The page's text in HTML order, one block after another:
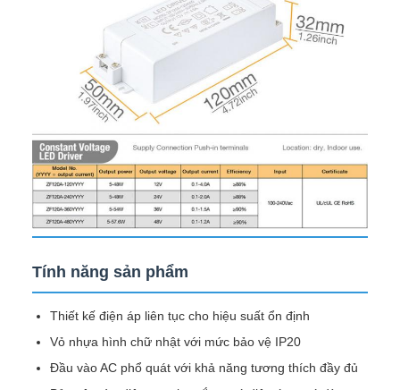
Tính năng sản phẩm
Thiết kế điện áp liên tục cho hiệu suất ổn định
Vỏ nhựa hình chữ nhật với mức bảo vệ IP20
Đầu vào AC phổ quát với khả năng tương thích đầy đủ